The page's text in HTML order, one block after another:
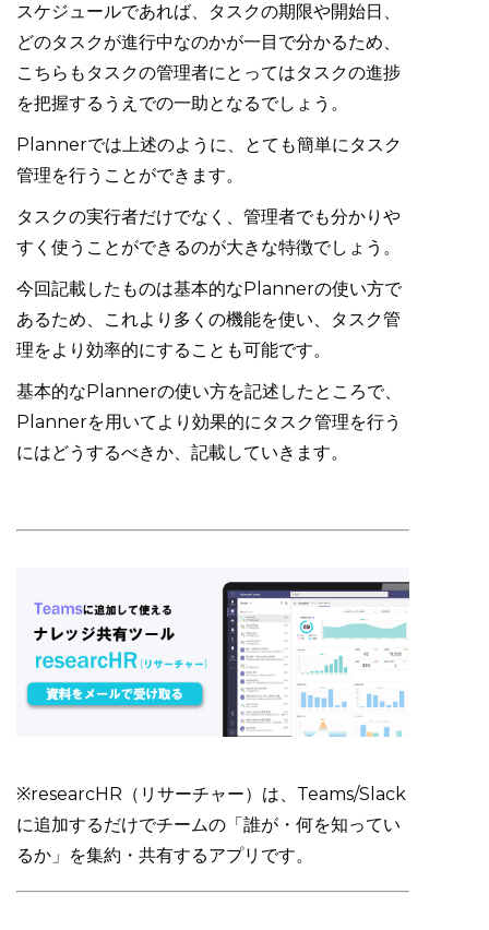
スケジュールであれば、タスクの期限や開始日、
どのタスクが進行中なのかが一目で分かるため、
こちらもタスクの管理者にとってはタスクの進捗
を把握するうえでの一助となるでしょう。
Plannerでは上述のように、とても簡単にタスク
管理を行うことができます。
タスクの実行者だけでなく、管理者でも分かりや
すく使うことができるのが大きな特徴でしょう。
今回記載したものは基本的なPlannerの使い方で
あるため、これより多くの機能を使い、タスク管
理をより効率的にすることも可能です。
基本的なPlannerの使い方を記述したところで、
Plannerを用いてより効果的にタスク管理を行う
にはどうするべきか、記載していきます。
※researcHR（リサーチャー）は、Teams/Slack
に追加するだけでチームの「誰が・何を知ってい
るか」を集約・共有するアプリです。